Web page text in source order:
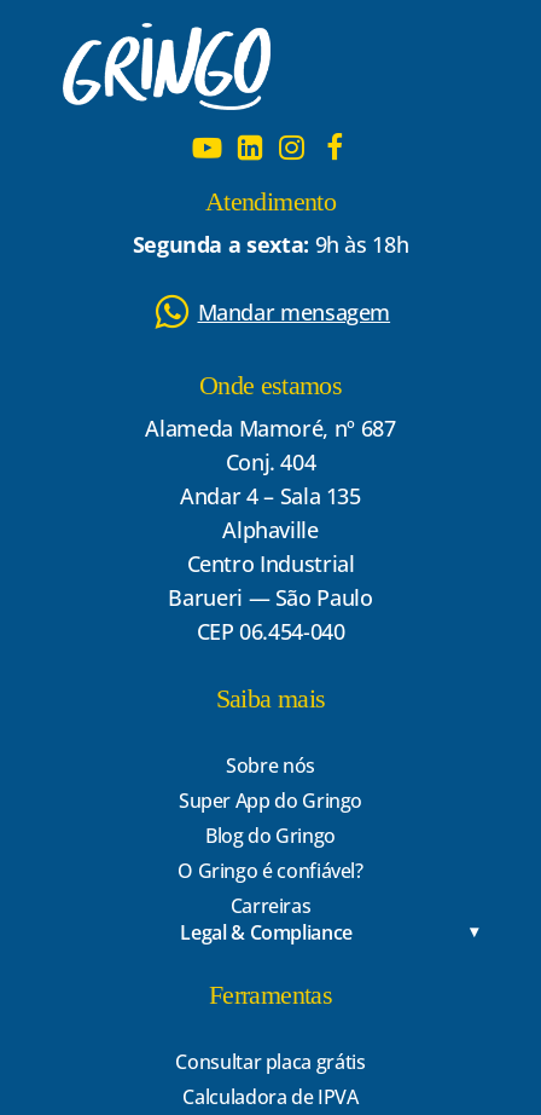
Atendimento
Segunda a sexta: 9h às 18h
Mandar mensagem
Onde estamos
Alameda Mamoré, nº 687
Conj. 404
Andar 4 – Sala 135
Alphaville
Centro Industrial
Barueri — São Paulo
CEP 06.454-040
Saiba mais
Sobre nós
Super App do Gringo
Blog do Gringo
O Gringo é confiável?
Carreiras
Legal & Compliance
Ferramentas
Consultar placa grátis
Calculadora de IPVA